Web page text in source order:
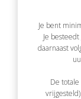
Je bent
Je
daarnaast
De